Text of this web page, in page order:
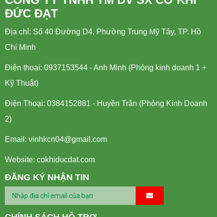
ĐỨC ĐẠT
Địa chỉ: Số 40 Đường D4, Phường Trung Mỹ Tây, TP. Hồ
Chí Minh
Điện thoại: 0937153544 - Anh Minh (Phòng kinh doanh 1 +
Kỹ Thuật)
Điện Thoại: 0384152881 - Huyền Trân (Phòng Kinh Doanh
2)
Email: vinhkcn04@gmail.com
Website: cokhiducdat.com
ĐĂNG KÝ NHẬN TIN